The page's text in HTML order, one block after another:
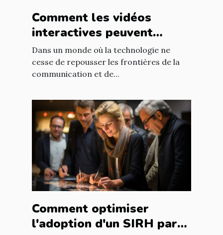
Comment les vidéos
interactives peuvent
transformer la formation
en entreprise
Dans un monde où la technologie ne
cesse de repousser les frontières de la
communication et de...
Comment optimiser
l'adoption d'un SIRH par